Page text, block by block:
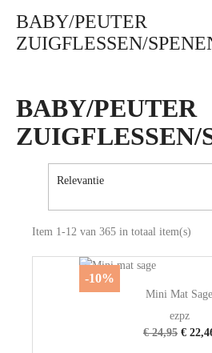
BABY/PEUTER
ZUIGFLESSEN/
BABY/PEUTER
ZUIGFLESSEN/
Relevantie
Item 1-12 van 365 in totaal item(s)
Mini Mat Sage
ezpz
€ 24,95 €
-10%